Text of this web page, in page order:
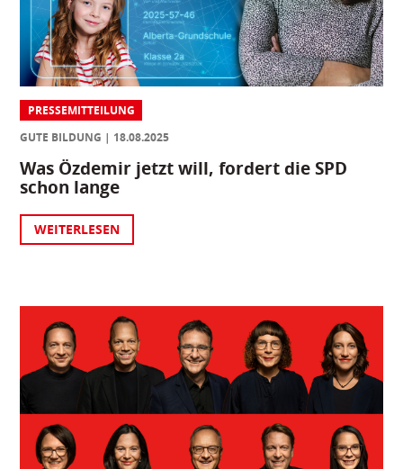
PRESSEMITTEILUNG
GUTE BILDUNG
18.08.2025
Was Özdemir jetzt will, fordert die SPD
schon lange
WEITERLESEN